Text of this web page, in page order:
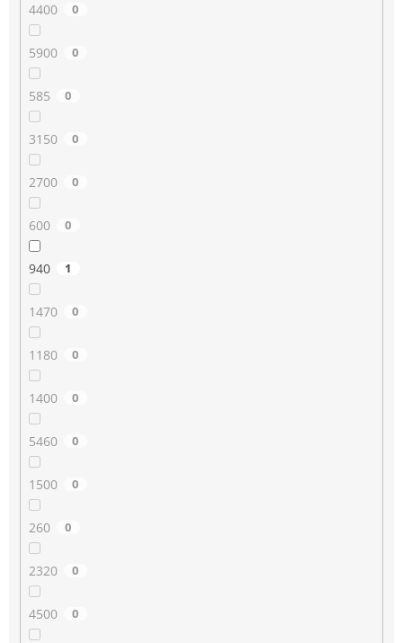
4400 0
5900 0
585 0
3150 0
2700 0
600 0
940 1
1470 0
1180 0
1400 0
5460 0
1500 0
260 0
2320 0
4500 0